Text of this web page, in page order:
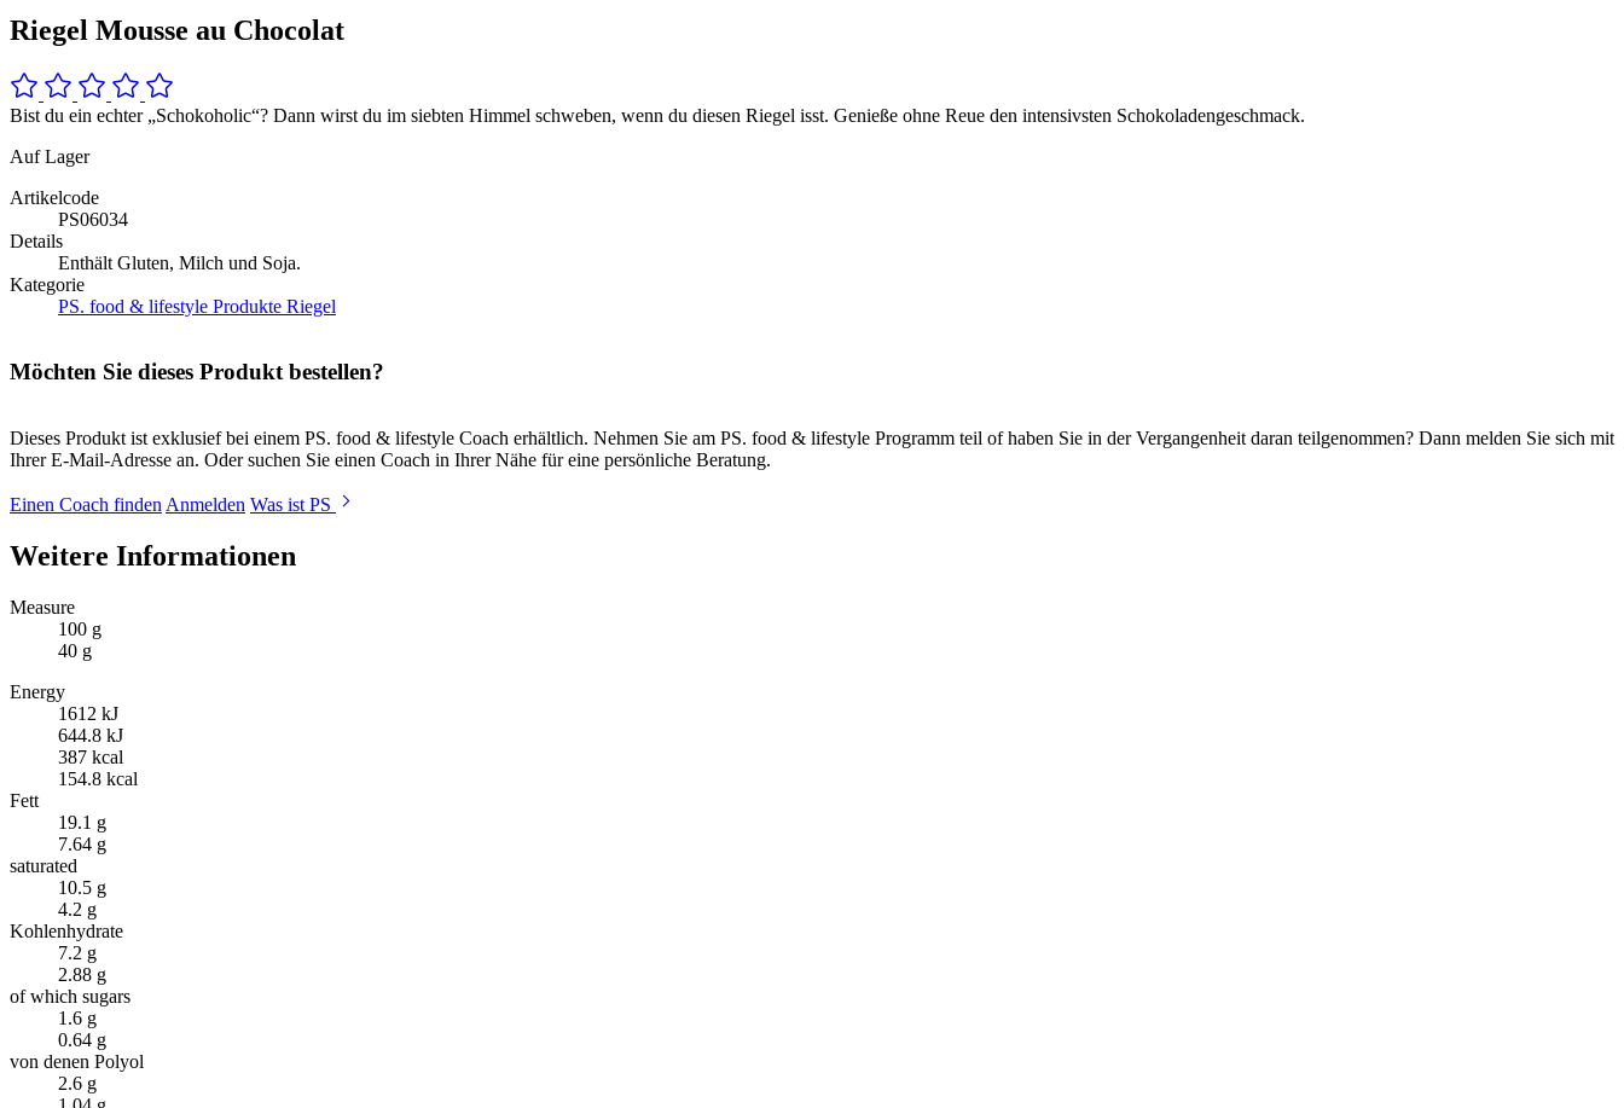
Riegel Mousse au Chocolat
Bist du ein echter „Schokoholic“? Dann wirst du im siebten Himmel schweben, wenn du diesen Riegel isst. Genieße ohne Reue den intensivsten Schokoladengeschmack.
Auf Lager
Artikelcode
PS06034
Details
Enthält Gluten, Milch und Soja.
Kategorie
PS. food & lifestyle Produkte Riegel
Möchten Sie dieses Produkt bestellen?
Dieses Produkt ist exklusief bei einem PS. food & lifestyle Coach erhältlich. Nehmen Sie am PS. food & lifestyle Programm teil of haben Sie in der Vergangenheit daran teilgenommen? Dann melden Sie sich mit
Ihrer E-Mail-Adresse an. Oder suchen Sie einen Coach in Ihrer Nähe für eine persönliche Beratung.
Einen Coach finden Anmelden Was ist PS
Weitere Informationen
Measure
100 g
40 g
Energy
1612 kJ
644.8 kJ
387 kcal
154.8 kcal
Fett
19.1 g
7.64 g
saturated
10.5 g
4.2 g
Kohlenhydrate
7.2 g
2.88 g
of which sugars
1.6 g
0.64 g
von denen Polyol
2.6 g